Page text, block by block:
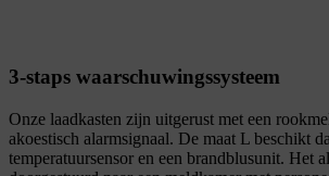
3-staps waarschuwingssysteem
Onze laadkasten zijn uitgerust met een
akoestisch alarmsignaal. De maat L beschikt
temperatuursensor en een brandblusunit. Het